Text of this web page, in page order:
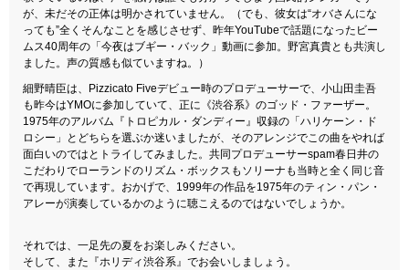
が、未だその正体は明かされていません。（でも、彼女は“オバさんにな
っても”全くそんなことを感じさせず、昨年YouTubeで話題になったビー
ムス40周年の「今夜はブギー・バック」動画に参加。野宮真貴とも共演し
ました。声の質感も似ていますね。）
細野晴臣は、Pizzicato Fiveデビュー時のプロデューサーで、小山田圭吾
も昨今はYMOに参加していて、正に《渋谷系》のゴッド・ファーザー。
1975年のアルバム『トロピカル・ダンディー』収録の「ハリケーン・ド
ロシー」とどちらを選ぶか迷いましたが、そのアレンジでこの曲をやれば
面白いのではとトライしてみました。共同プロデューサーspam春日井の
こだわりでローランドのリズム・ボックスもソリーナも当時と全く同じ音
で再現しています。おかげで、1999年の作品を1975年のティン・パン・
アレーが演奏しているかのように聴こえるのではないでしょうか。
それでは、一足先の夏をお楽しみください。
そして、また『ホリディ渋谷系』でお会いしましょう。